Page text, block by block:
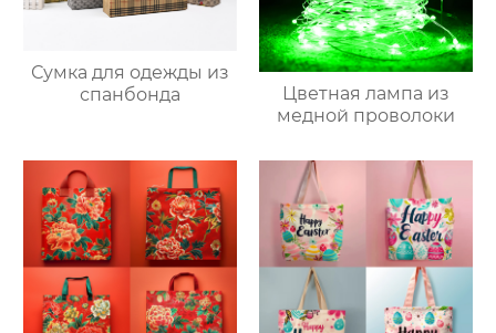
Сумка для одежды из
спанбонда
Цветная лампа из
медной проволоки